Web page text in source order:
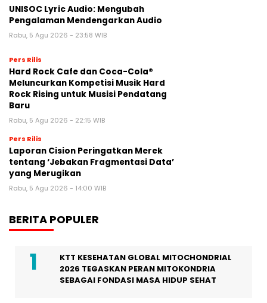
UNISOC Lyric Audio: Mengubah
Pengalaman Mendengarkan Audio
Rabu, 5 Agu 2026 - 23:58 WIB
Pers Rilis
Hard Rock Cafe dan Coca-Cola®
Meluncurkan Kompetisi Musik Hard
Rock Rising untuk Musisi Pendatang
Baru
Rabu, 5 Agu 2026 - 22:15 WIB
Pers Rilis
Laporan Cision Peringatkan Merek
tentang ‘Jebakan Fragmentasi Data’
yang Merugikan
Rabu, 5 Agu 2026 - 14:00 WIB
BERITA POPULER
KTT KESEHATAN GLOBAL MITOCHONDRIAL
2026 TEGASKAN PERAN MITOKONDRIA
SEBAGAI FONDASI MASA HIDUP SEHAT